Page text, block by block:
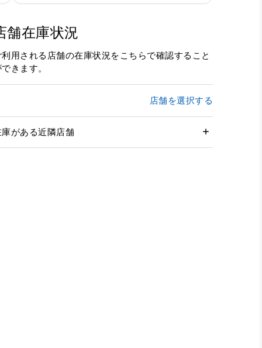
舗在庫状況
利用される店舗の在庫状況をこちらで確認すること
きます。
店舗を選択する
庫がある近隣店舗